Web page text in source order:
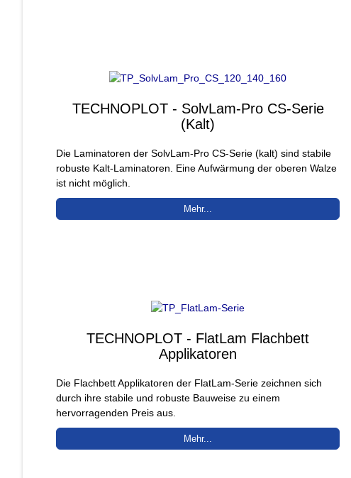
TECHNOPLOT - SolvLam-Pro CS-Serie
(Kalt)
Die Laminatoren der SolvLam-Pro CS-Serie (kalt) sind stabile
robuste Kalt-Laminatoren. Eine Aufwärmung der oberen Walze
ist nicht möglich.
Mehr...
TECHNOPLOT - FlatLam Flachbett
Applikatoren
Die Flachbett Applikatoren der FlatLam-Serie zeichnen sich
durch ihre stabile und robuste Bauweise zu einem
hervorragenden Preis aus.
Mehr...